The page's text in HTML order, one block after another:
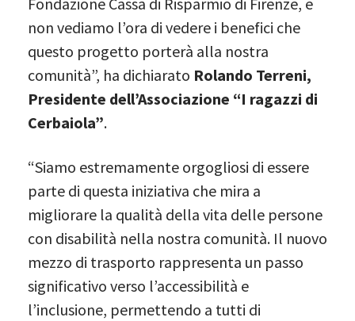
non vediamo l’ora di vedere i benefici che
questo progetto porterà alla nostra
comunità”, ha dichiarato Rolando Terreni,
Presidente dell’Associazione “I ragazzi di
Cerbaiola”.
“Siamo estremamente orgogliosi di essere
parte di questa iniziativa che mira a
migliorare la qualità della vita delle persone
con disabilità nella nostra comunità. Il nuovo
mezzo di trasporto rappresenta un passo
significativo verso l’accessibilità e
l’inclusione, permettendo a tutti di